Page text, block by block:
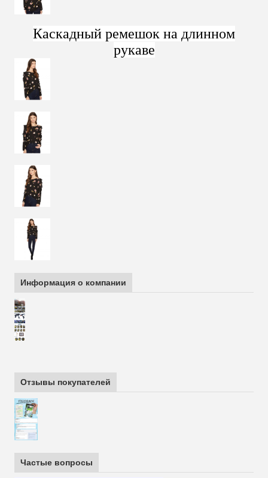
Каскадный ремешок на длинном
рукаве
Информация о компании
Отзывы покупателей
Частые вопросы